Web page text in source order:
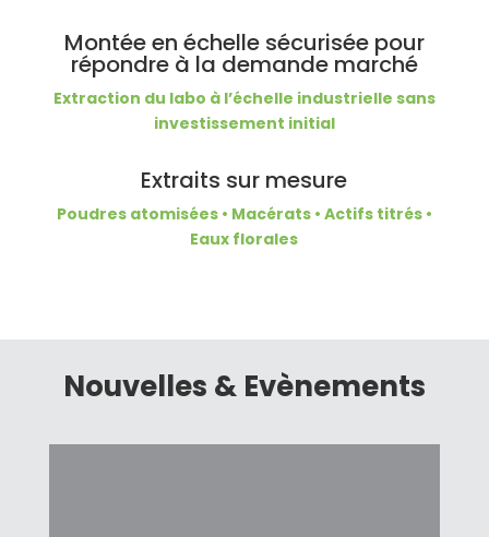
Montée en échelle sécurisée pour
répondre à la demande marché
Extraction du labo à l’échelle industrielle sans
investissement initial
Extraits sur mesure
Poudres atomisées • Macérats • Actifs titrés •
Eaux florales
Nouvelles & Evènements